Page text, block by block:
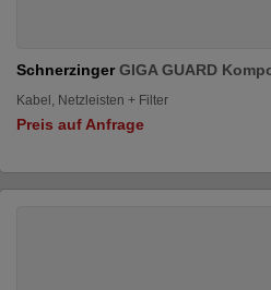
SchnerzingerGIGA GUARD
Kabel, Netzleisten + Filter
Preis auf Anfrage